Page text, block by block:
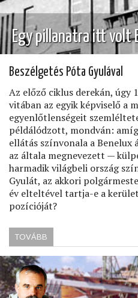
Egy pillanatra itt volt
Beszélgetés Póta Gyulával
Az előző ciklus derekán, úgy
vitában az egyik képviselő a
egyenlőtlenségeit
példálódzott, mondván:
ellátás színvonala a
az általa megnevezett —
harmadik világbeli ország
Gyulát, az akkori
év elteltével tartja-e a
pozícióját?
TOVÁBB
PILLANATRA
ITT
VOLT
EURÓPA)